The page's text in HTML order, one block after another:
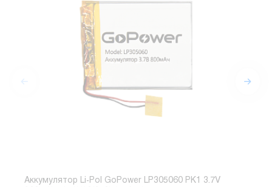
Аккумулятор Li-Pol GoPower LP305060 PK1 3.7V